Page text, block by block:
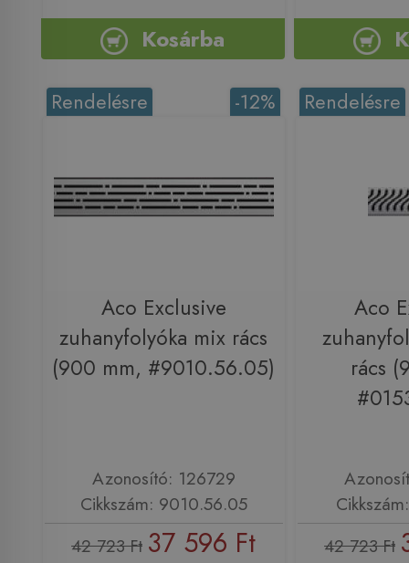
Kosárba
-12%
Rendelésre
Aco Exclusive
zuhanyfolyóka mix rács
(900 mm, #9010.56.05)
Azonosító: 126729
Cikkszám: 9010.56.05
42 723 Ft 37 596 Ft
Rendelésre
Aco
rács
42 723 Ft